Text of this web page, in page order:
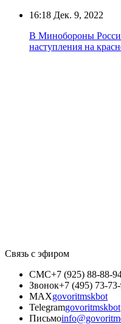
16:18 Дек. 9, 2022
В Минобороны
наступления на
Связь с эфиром
СМС+7 (925) 88-88-
Звонок+7 (495) 73-
MAXgovoritmskbot
Telegramgovoritmskbot
Письмо